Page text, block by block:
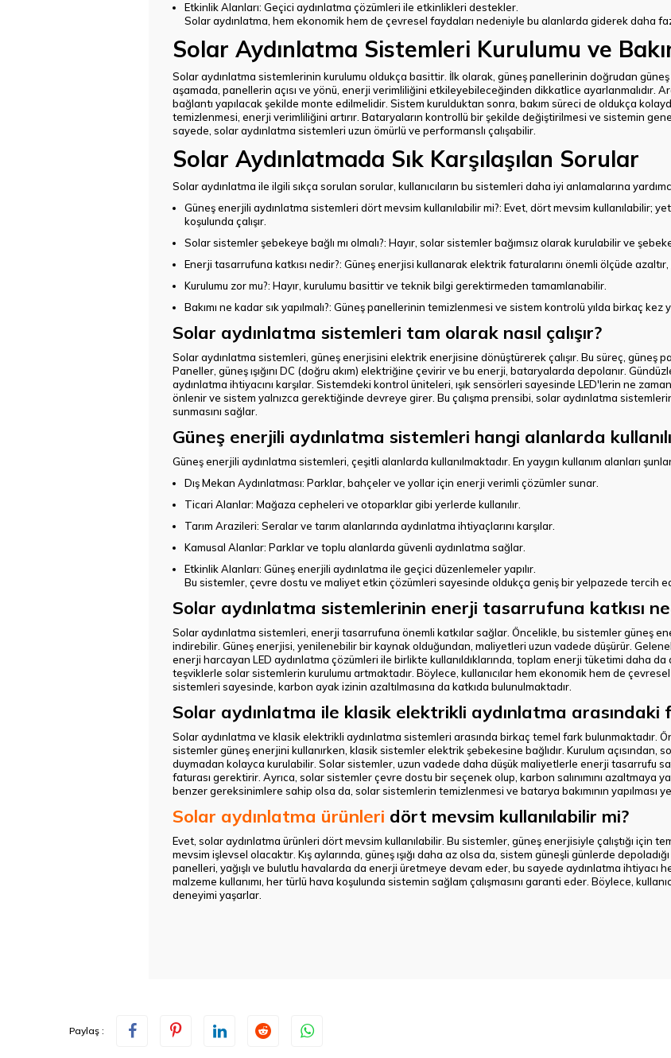
Etkinlik Alanları: Geçici aydınlatma çözümleri ile etkinlikleri destekler.
Solar aydınlatma, hem ekonomik hem de çevresel faydaları nedeniyle bu alanlarda giderek daha
Solar Aydınlatma Sistemleri Kurulumu ve
Solar aydınlatma sistemlerinin kurulumu oldukça basittir. İlk olarak, güneş panellerinin doğrudan güneş
aşamada, panellerin açısı ve yönü, enerji verimliliğini etkileyebileceğinden dikkatlice ayarlanmalıdır.
bağlantı yapılacak şekilde monte edilmelidir. Sistem kurulduktan sonra, bakım süreci de oldukça
temizlenmesi, enerji verimliliğini artırır. Bataryaların kontrollü bir şekilde değiştirilmesi ve sistemin
sayede, solar aydınlatma sistemleri uzun ömürlü ve performanslı çalışabilir.
Solar Aydınlatmada Sık Karşılaşılan Sorular
Solar aydınlatma ile ilgili sıkça sorulan sorular, kullanıcıların bu sistemleri daha iyi anlamalarına
Güneş enerjili aydınlatma sistemleri dört mevsim kullanılabilir mi?: Evet, dört mevsim kullanılabilir;
koşulunda çalışır.
Solar sistemler şebekeye bağlı mı olmalı?: Hayır, solar sistemler bağımsız olarak kurulabilir ve
Enerji tasarrufuna katkısı nedir?: Güneş enerjisi kullanarak elektrik faturalarını önemli ölçüde
Kurulumu zor mu?: Hayır, kurulumu basittir ve teknik bilgi gerektirmeden tamamlanabilir.
Bakımı ne kadar sık yapılmalı?: Güneş panellerinin temizlenmesi ve sistem kontrolü yılda birkaç kez
Solar aydınlatma sistemleri tam olarak nasıl çalışır?
Solar aydınlatma sistemleri, güneş enerjisini elektrik enerjisine dönüştürerek çalışır. Bu süreç, güneş
Paneller, güneş ışığını DC (doğru akım) elektriğine çevirir ve bu enerji, bataryalarda depolanır.
aydınlatma ihtiyacını karşılar. Sistemdeki kontrol üniteleri, ışık sensörleri sayesinde LED'lerin ne
önlenir ve sistem yalnızca gerektiğinde devreye girer. Bu çalışma prensibi, solar aydınlatma
sunmasını sağlar.
Güneş enerjili aydınlatma sistemleri hangi alanlarda
Güneş enerjili aydınlatma sistemleri, çeşitli alanlarda kullanılmaktadır. En yaygın kullanım alanları
Dış Mekan Aydınlatması: Parklar, bahçeler ve yollar için enerji verimli çözümler sunar.
Ticari Alanlar: Mağaza cepheleri ve otoparklar gibi yerlerde kullanılır.
Tarım Arazileri: Seralar ve tarım alanlarında aydınlatma ihtiyaçlarını karşılar.
Kamusal Alanlar: Parklar ve toplu alanlarda güvenli aydınlatma sağlar.
Etkinlik Alanları: Güneş enerjili aydınlatma ile geçici düzenlemeler yapılır.
Bu sistemler, çevre dostu ve maliyet etkin çözümleri sayesinde oldukça geniş bir yelpazede tercih
Solar aydınlatma sistemlerinin enerji tasarrufuna katkısı
Solar aydınlatma sistemleri, enerji tasarrufuna önemli katkılar sağlar. Öncelikle, bu sistemler güneş
indirebilir. Güneş enerjisi, yenilenebilir bir kaynak olduğundan, maliyetleri uzun vadede düşürür.
enerji harcayan LED aydınlatma çözümleri ile birlikte kullanıldıklarında, toplam enerji tüketimi daha
teşviklerle solar sistemlerin kurulumu artmaktadır. Böylece, kullanıcılar hem ekonomik hem de
sistemleri sayesinde, karbon ayak izinin azaltılmasına da katkıda bulunulmaktadır.
Solar aydınlatma ile klasik elektrikli aydınlatma
Solar aydınlatma ve klasik elektrikli aydınlatma sistemleri arasında birkaç temel fark bulunmaktadır.
sistemler güneş enerjini kullanırken, klasik sistemler elektrik şebekesine bağlıdır. Kurulum açısından,
duymadan kolayca kurulabilir. Solar sistemler, uzun vadede daha düşük maliyetlerle enerji tasarrufu
faturası gerektirir. Ayrıca, solar sistemler çevre dostu bir seçenek olup, karbon salınımını azaltmaya
benzer gereksinimlere sahip olsa da, solar sistemlerin temizlenmesi ve batarya bakımının yapılması
Solar aydınlatma ürünleri dört mevsim kullanılabilir mi?
Evet, solar aydınlatma ürünleri dört mevsim kullanılabilir. Bu sistemler, güneş enerjisiyle çalıştığı için
mevsim işlevsel olacaktır. Kış aylarında, güneş ışığı daha az olsa da, sistem güneşli günlerde
panelleri, yağışlı ve bulutlu havalarda da enerji üretmeye devam eder, bu sayede aydınlatma ihtiyacı
malzeme kullanımı, her türlü hava koşulunda sistemin sağlam çalışmasını garanti eder. Böylece,
deneyimi yaşarlar.
Paylaş :